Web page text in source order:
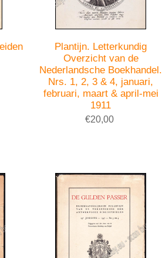
Plantijn. Letterkundig
Overzicht van de
Nederlandsche Boekhandel.
Nrs. 1, 2, 3 & 4, januari,
februari, maart & april-mei
1911
€20,00